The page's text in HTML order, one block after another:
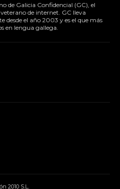
de Galicia Confidencial (GC), el
de internet. GC lleva
el año 2003 y es el que más
en lengua gallega.
2010 S.L.